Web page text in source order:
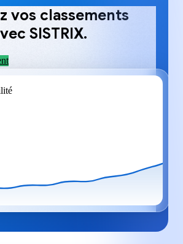
vos classements
SISTRIX.